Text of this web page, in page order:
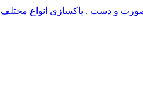
و دست , پاکسازی انواع مختلف